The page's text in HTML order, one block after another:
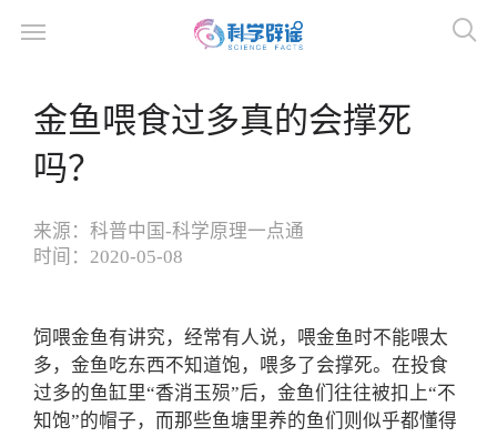
金鱼喂食过多真的会撑死
吗？
来源： 科普中国-科学原理一点通
时间： 2020-05-08
饲喂金鱼有讲究，经常有人说，喂金鱼时不能喂太
多，金鱼吃东西不知道饱，喂多了会撑死。在投食
过多的鱼缸里“香消玉殒”后，金鱼们往往被扣上“不
知饱”的帽子，而那些鱼塘里养的鱼们则似乎都懂得